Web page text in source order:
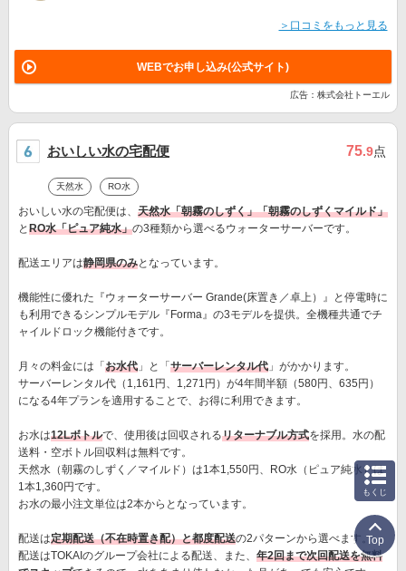
＞口コミをもっと見る
WEBでお申し込み(公式サイト)
広告：株式会社トーエル
おいしい水の宅配便 75.9点
天然水 RO水
おいしい水の宅配便は、 天然水「朝霧のしずく」「朝霧のしずくマイルド」
と RO水「ピュア純水」の3種類から選べるウォーターサーバーです。
配送エリアは静岡県のみとなっています。
機能性に優れた『ウォーターサーバー Grande(床置き／卓上）』と停電時に
も利用できるシンプルモデル『Forma』の3モデルを提供。全機種共通でチ
ャイルドロック機能付きです。
月々の料金には「 お水代」と「 サーバーレンタル代」がかかります。
サーバーレンタル代（1,161円、1,271円）が4年間半額（580円、635円）
になる4年プランを適用することで、お得に利用できます。
お水は12Lボトルで、使用後は回収されるリターナブル方式を採用。水の配
送料・空ボトル回収料は無料です。
天然水（朝霧のしずく／マイルド）は1本1,550円、RO水（ピュア純水）は
1本1,360円です。
お水の最小注文単位は2本からとなっています。
配送は定期配送（不在時置き配）と都度配送の2パターンから選べます。
配送はTOKAIのグループ会社による配送、また、 年2回まで次回配送を無料
もくじ
Top